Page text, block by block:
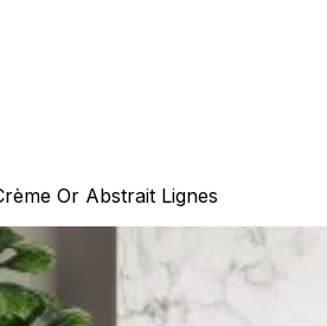
Or Abstrait Lignes
marketing sont utilisés pour suivre les
pour l'utilisateur individuel et, par
non classés sont des cookies qui sont en